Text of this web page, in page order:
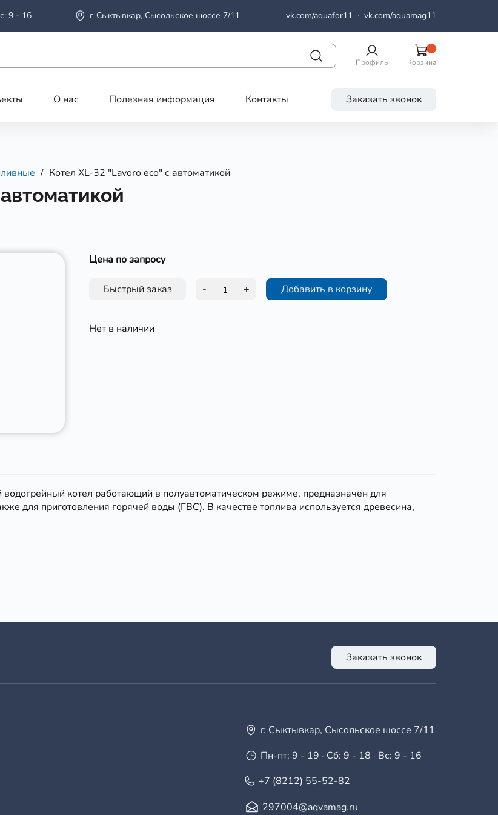
9 - 16 г. Сыктывкар, Сысольское шоссе 7/11 vk.com/aquafor11· vk.com/aquamag11
Профиль Корзина
О нас Полезная информация Контакты Заказать звонок
Котел XL-32 "Lavoro eco" с автоматикой
Цена по запросу
Быстрый заказ - + Добавить в корзину
Нет в наличии
котел работающий в полуавтоматическом режиме, предназначен для
для приготовления горячей воды (ГВС). В качестве топлива используется древесина,
Заказать звонок
г. Сыктывкар, Сысольское шоссе 7/11
Пн-пт: 9 - 19 · Сб: 9 - 18 · Вс: 9 - 16
+7 (8212) 55-52-82
297004@aqvamag.ru